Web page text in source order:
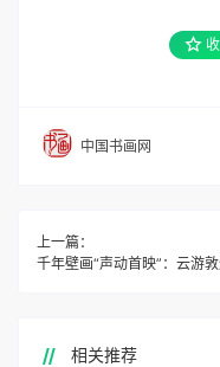
中国书画网
上一篇：
千年壁画“声动首映”：云游
相关推荐